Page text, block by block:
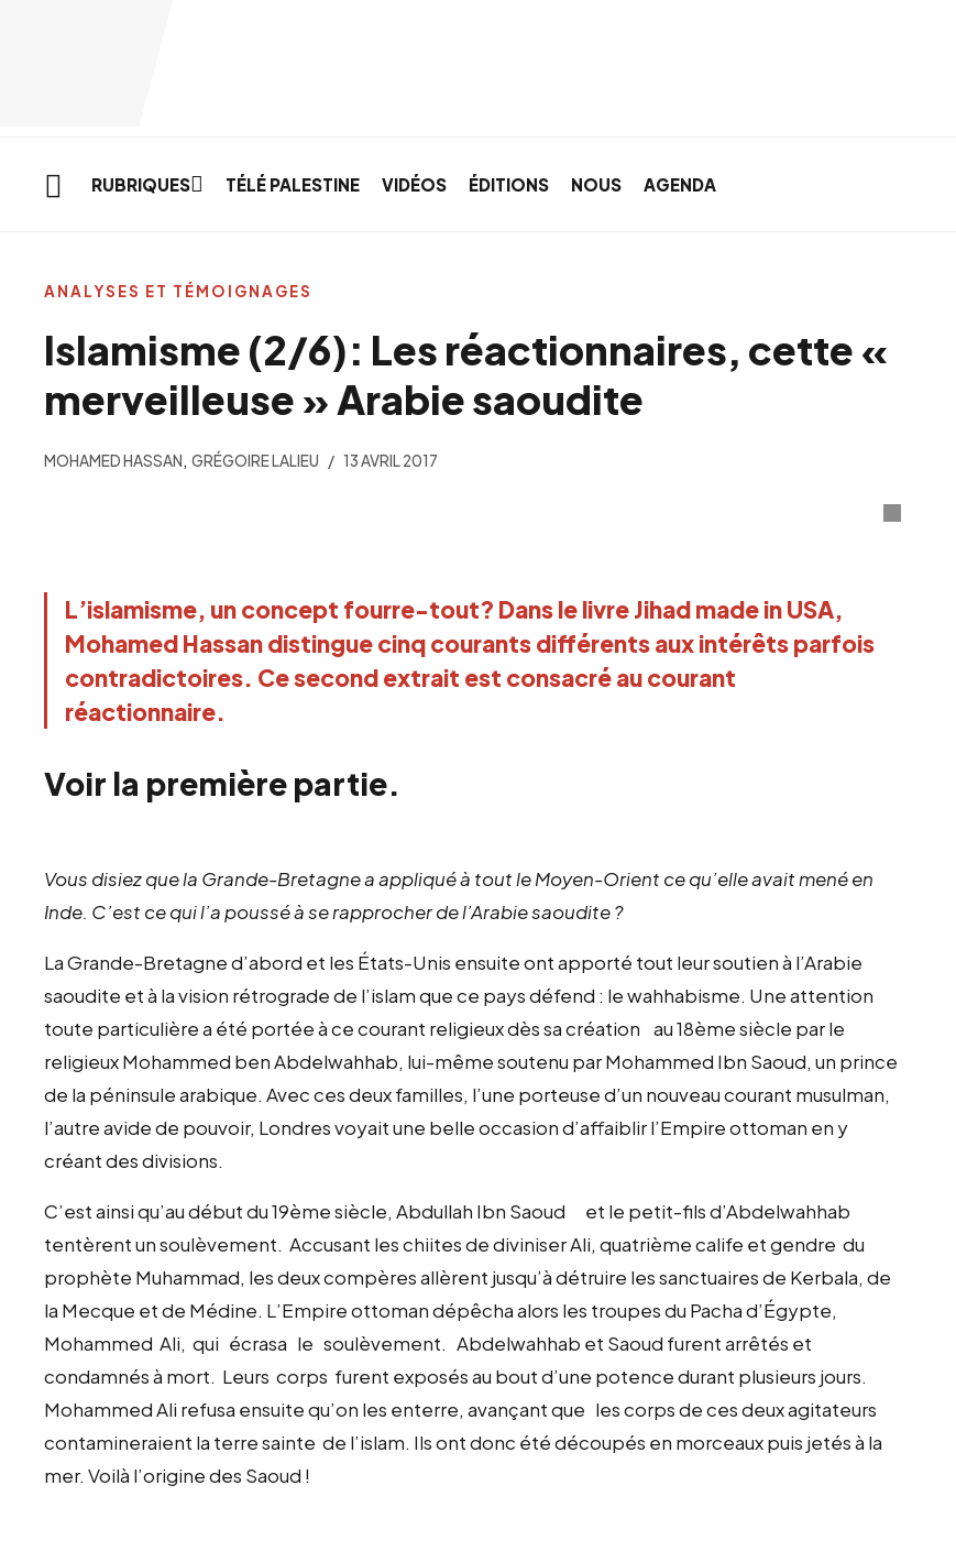
RUBRIQUES TÉLÉ PALESTINE VIDÉOS ÉDITIONS NOUS AGENDA
Islamisme (2/6): Les réactionnaires, cette «
merveilleuse » Arabie saoudite
MOHAMED HASSAN,GRÉGOIRE LALIEU 13 AVRIL 2017
L’islamisme, un concept fourre-tout? Dans le livre Jihad made in USA,
Mohamed Hassan distingue cinq courants différents aux intérêts parfois
contradictoires. Ce second extrait est consacré au courant
réactionnaire.
Voir la première partie.
Vous disiez que la Grande-Bretagne a appliqué à tout le Moyen-Orient ce qu’elle avait mené en
Inde. C’est ce qui l’a poussé à se rapprocher del’Arabie saoudite ?
La Grande-Bretagne d’abord et les États-Unis ensuite ont apporté tout leur soutien à l’Arabie
saoudite et à la vision rétrograde de l’islam que ce pays défend : le wahhabisme. Une attention
toute particulière a été portée à ce courant religieux dès sa création au 18ème siècle par le
religieux Mohammed ben Abdelwahhab, lui-même soutenu par Mohammed Ibn Saoud, un prince
de la péninsule arabique. Avec ces deux familles, l’une porteuse d’un nouveau courant musulman,
l’autre avide de pouvoir, Londres voyait une belle occasion d’affaiblir l’Empire ottoman en y
créant des divisions.
C’est ainsi qu’au début du 19ème siècle, Abdullah Ibn Saoud et le petit-fils d’Abdelwahhab
tentèrent un soulèvement. Accusant les chiites de diviniser Ali, quatrième calife et gendre du
prophète Muhammad, les deux compères allèrent jusqu’à détruire les sanctuaires de Kerbala, de
la Mecque et de Médine. L’Empire ottoman dépêcha alors les troupes du Pacha d’Égypte,
Mohammed Ali, qui écrasa le soulèvement. Abdelwahhab et Saoud furent arrêtés et
condamnés à mort. Leurs corps furent exposés au bout d’une potence durant plusieurs jours.
Mohammed Ali refusa ensuite qu’on les enterre, avançant que les corps de ces deux agitateurs
contamineraient la terre sainte de l’islam. Ils ont donc été découpés en morceaux puis jetés à la
mer. Voilà l’origine des Saoud !
ANALYSES ET TÉMOIGNAGES